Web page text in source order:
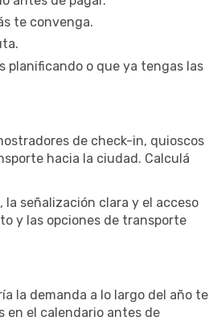
te convenga.
planificando o que ya tengas las
de check-in, quioscos
hacia la ciudad. Calculá
señalización clara y el acceso
y las opciones de transporte
la demanda a lo largo del año te
en el calendario antes de